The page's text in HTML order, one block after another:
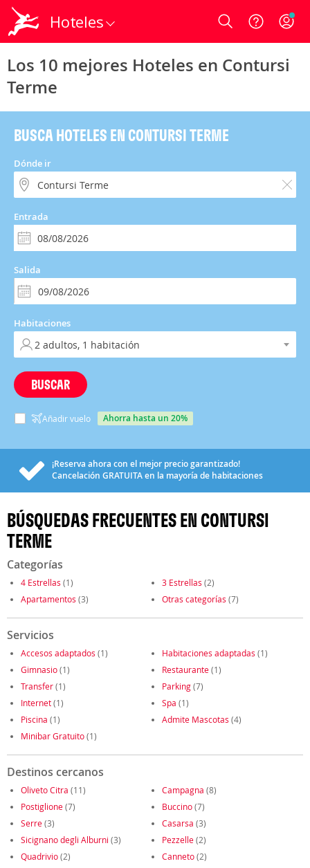
Hoteles Login
Los 10 mejores Hoteles en Contursi
Terme
BUSCA HOTELES EN CONTURSI TERME
Dónde ir
Entrada
Salida
Habitaciones
BUSCAR
Añadir vuelo ahorra hasta un 20%
¡Reserva ahora con el mejor precio garantizado!
Cancelación GRATUITAen la mayoría de habitaciones
BÚSQUEDAS FRECUENTES EN CONTURSI
TERME
Categorías
4 Estrellas (1) 3 Estrellas (2)
Apartamentos (3) Otras categorías (7)
Servicios
Accesos adaptados (1) Habitaciones adaptadas (1)
Gimnasio(1) Restaurante(1)
Transfer(1) Parking(7)
Internet(1) Spa (1)
Piscina (1) Admite Mascotas (4)
Minibar Gratuito(1)
Destinos cercanos
Oliveto Citra (11) Campagna (8)
Postiglione(7) Buccino(7)
Serre(3) Casarsa (3)
Sicignano degli Alburni (3) Pezzelle(2)
Quadrivio(2) Canneto(2)